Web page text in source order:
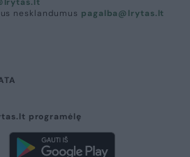
nesklandumus pagalba@lrytas.lt
programėlę